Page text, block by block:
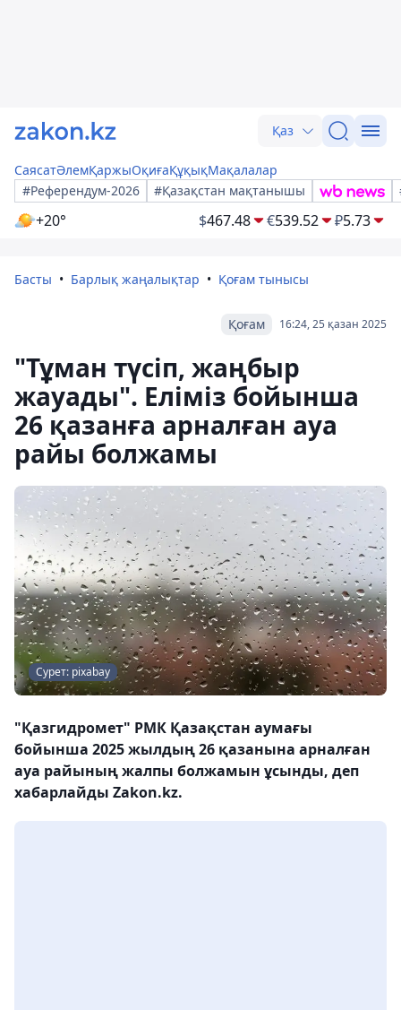
Қаз
СаясатӘлемҚаржыОқиғаҚұқықМақалалар
#Референдум-2026
#Қазақстан мақтанышы
+20° $467.48 €539.52 ₽5.73
Басты Барлық жаңалықтар Қоғам тынысы
16:24, 25 қазан 2025
Қоғам
"Тұман түсіп, жаңбыр
жауады". Еліміз бойынша
26 қазанға арналған ауа
райы болжамы
Сурет: pixabay
"Қазгидромет" РМК Қазақстан аумағы
бойынша 2025 жылдың 26 қазанына арналған
ауа райының жалпы болжамын ұсынды, деп
хабарлайды Zakon.kz.